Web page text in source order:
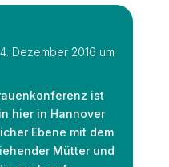
Dezember 2016 um
ist
hier in Hannover
Ebene mit dem
Mütter und